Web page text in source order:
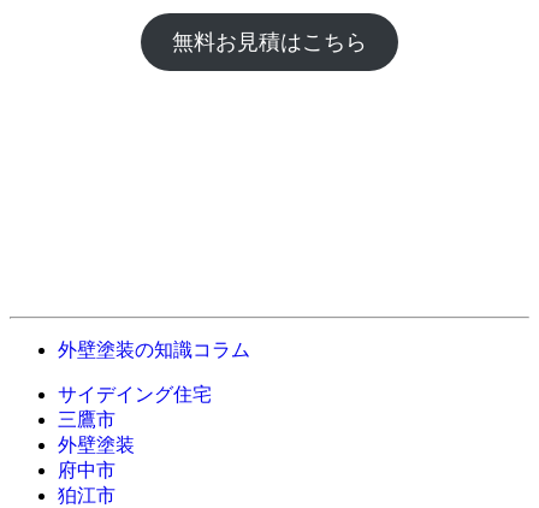
無料お見積はこちら
外壁塗装の知識コラム
サイデイング住宅
三鷹市
外壁塗装
府中市
狛江市